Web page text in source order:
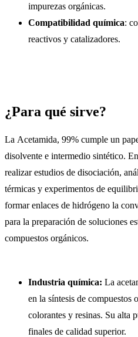
impurezas orgánicas.
Compatibilidad química:
reactivos y catalizadores.
¿Para qué sirve?
La Acetamida, 99% cumple un
disolvente e intermedio sintético.
realizar estudios de disociación,
térmicas y experimentos de
formar enlaces de hidrógeno la
para la preparación de soluciones
compuestos orgánicos.
Industria química: La
en la síntesis de compuestos
colorantes y resinas. Su alta
finales de calidad superior.